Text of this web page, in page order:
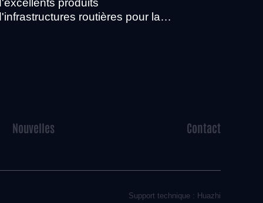
produits
routières pour la
Nouvelles Contact
Support technique : Huazhi